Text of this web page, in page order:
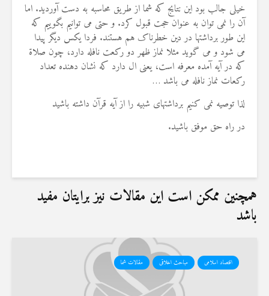
خیلی جالب بود این نتایج که شما از طریق محاسبه به دست آوردید. اما
آن را نمی توان به عنوان حجت قبول کرد. و حتی می توانیم بگوییم که
این طور برداشتها در دین خطرناک هم هستند. فردا یکس دیگر پیدا
می شود و می گوید مثلا نماز ظهر دو رکعت نافله دارد، چون صلاة
که در آیه آمده معرفه است، یعنی ال دارد که نشان دهنده تعداد
رکعات نماز نافله می باشد …
لذا توصیه نمی کنیم برداشتهای شبیه را از آیه قرآن داشته باشید
در راه حق موفق باشید.
همچنین ممکن است این مقالات نیز برایتان مفید
باشد
اقتصاد اسلامی مباحث اخلاقی مقالات شما